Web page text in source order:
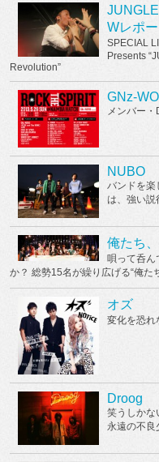
Wレポー
SPECIAL
Presents
Revolution”
GNz-
メンバー
NUBO
バンドを楽
は、強い説
俺たち
唄って呑ん
か？ 総勢15名が繰り広げる“俺た
オズ
変化を恐れ
Droog
笑うしかな
永遠の不良